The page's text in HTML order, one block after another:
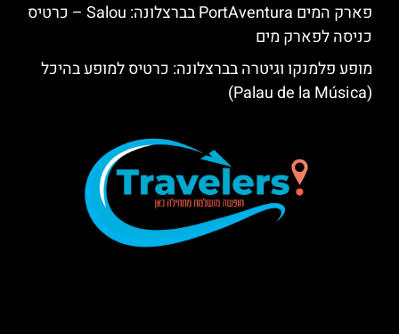
פארק המים PortAventura בברצלונה: Salou – כרטיס
כניסה לפארק מים
מופע פלמנקו וגיטרה בברצלונה: כרטיס למופע בהיכל
(Palau de la Música)